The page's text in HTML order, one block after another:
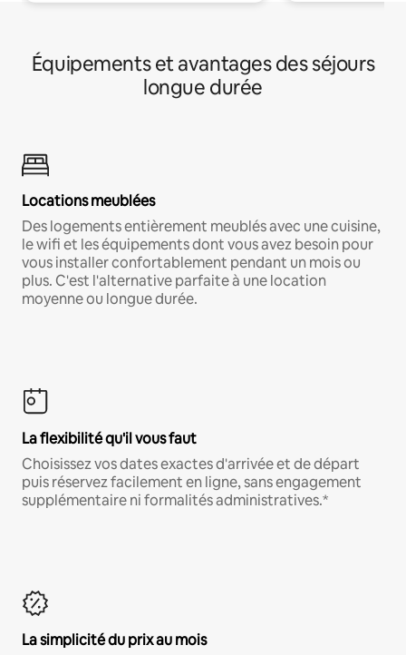
Équipements et avantages des séjours
longue durée
Locations meublées
Des logements entièrement meublés avec une cuisine,
le wifi et les équipements dont vous avez besoin pour
vous installer confortablement pendant un mois ou
plus. C'est l'alternative parfaite à une location
moyenne ou longue durée.
La flexibilité qu'il vous faut
Choisissez vos dates exactes d'arrivée et de départ
puis réservez facilement en ligne, sans engagement
supplémentaire ni formalités administratives.*
La simplicité du prix au mois